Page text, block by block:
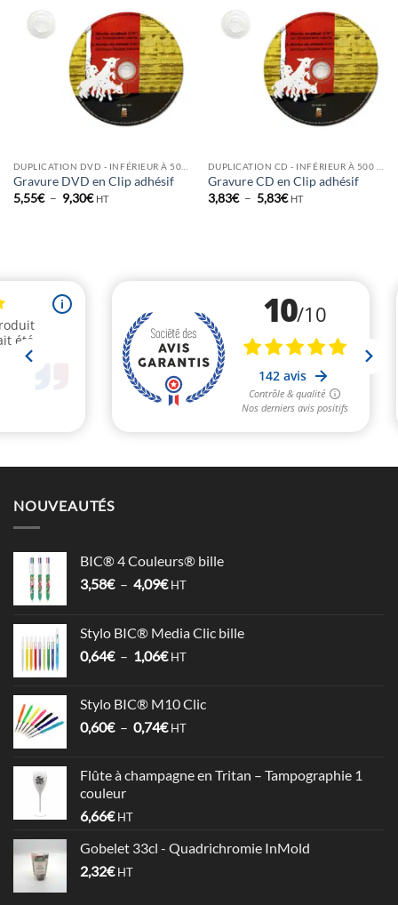
Gravure DVD en Clip adhésif
5,55€ – 9,30€Plage
HT
Gravure CD en Clip adhésif
3,83€ – 5,83€Plage
HT
NOUVEAUTÉS
BIC® 4 Couleurs® bille
3,58€ – 4,09€Plage
3,58€
à
HT
Stylo BIC® Media Clic bille
0,64€ – 1,06€Plage
0,64€
à
HT
Stylo BIC® M10 Clic
0,60€ – 0,74€Plage
0,60€
HT
Flûte à champagne en Tritan – Tampographie 1
couleur
6,66€ HT
Gobelet 33cl - Quadrichromie InMold
2,32€ HT